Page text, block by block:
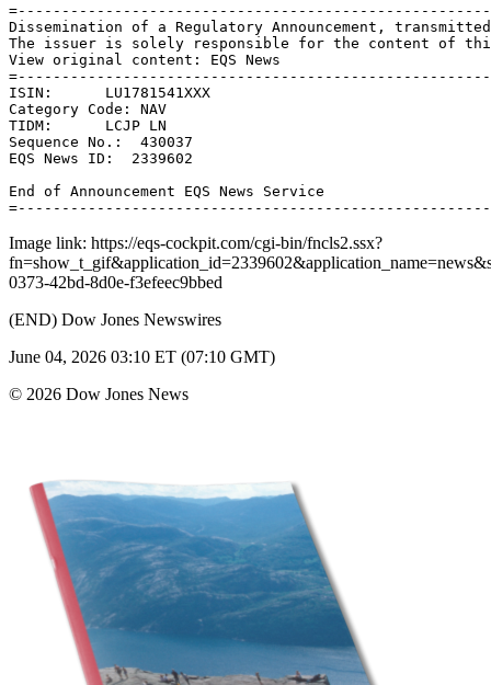
Dissemination of a Regulatory Announcement,
The issuer is solely responsible for the content of
View original content: EQS News
ISIN:      LU1781541XXX
Category Code: NAV
TIDM:      LCJP LN
Sequence No.:  430037
EQS News ID:  2339602
End of Announcement EQS News Service
Image link: https://eqs-cockpit.com/cgi-bin/fncls2.ssx?
0373-42bd-8d0e-f3efeec9bbed
(END) Dow Jones Newswires
June 04, 2026 03:10 ET (07:10 GMT)
© 2026 Dow Jones News